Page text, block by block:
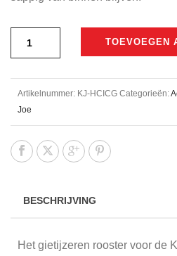
TOEVOEGEN
Artikelnummer: KJ-HCICG Categorieën:
Joe
BESCHRIJVING
Het gietijzeren rooster voor de